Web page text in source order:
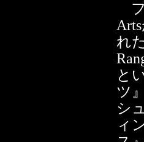
フ
れ
と
ツ
シ
ィ